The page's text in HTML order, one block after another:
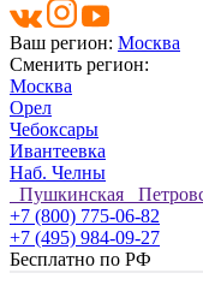
Ваш регион: Москва
Сменить регион:
Москва
Орел
Чебоксары
Ивантеевка
Наб. Челны
Пушкинская
+7 (800) 775-06-82
+7 (495) 984-09-27
Бесплатно по РФ